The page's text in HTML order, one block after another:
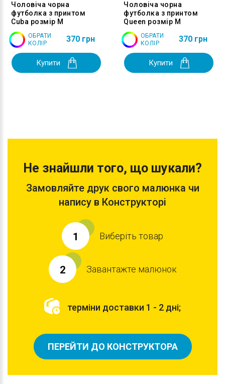
Чоловіча чорна
футболка з принтом
Cuba розмір M
ОБРАТИ
КОЛІР
370 грн
Купити
Чоловіча чорна
футболка з принтом
Queen розмір M
ОБРАТИ
КОЛІР
370 грн
Купити
Не знайшли того, що шукали?
Замовляйте друк свого малюнка чи
напису в Конструкторі
1 Виберіть товар
2 Завантажте малюнок
терміни доставки 1 - 2 дні;
ПЕРЕЙТИ ДО КОНСТРУКТОРА